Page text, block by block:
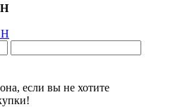
если вы не хотите